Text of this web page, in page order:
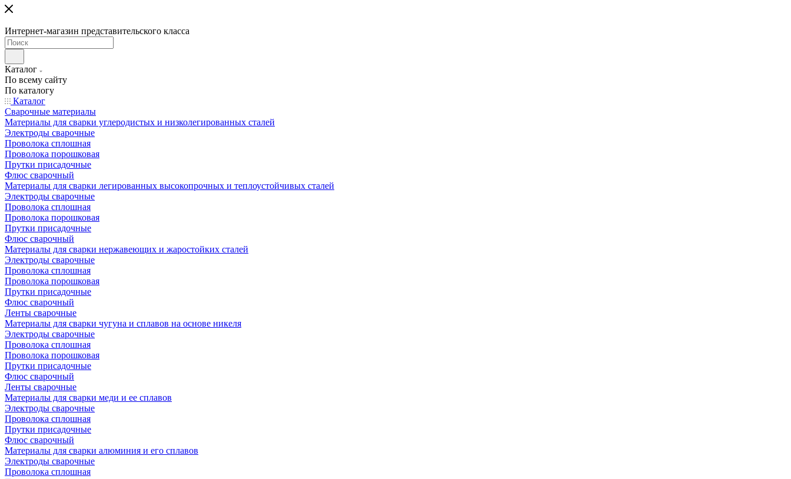
Интернет-магазин представительского класса
Каталог
По всему сайту
По каталогу
Каталог
Сварочные материалы
Материалы для сварки углеродистых и низколегированных сталей
Электроды сварочные
Проволока сплошная
Проволока порошковая
Прутки присадочные
Флюс сварочный
Материалы для сварки легированных высокопрочных и теплоустойчивых сталей
Электроды сварочные
Проволока сплошная
Проволока порошковая
Прутки присадочные
Флюс сварочный
Материалы для сварки нержавеющих и жаростойких сталей
Электроды сварочные
Проволока сплошная
Проволока порошковая
Прутки присадочные
Флюс сварочный
Ленты сварочные
Материалы для сварки чугуна и сплавов на основе никеля
Электроды сварочные
Проволока сплошная
Проволока порошковая
Прутки присадочные
Флюс сварочный
Ленты сварочные
Материалы для сварки меди и ее сплавов
Электроды сварочные
Проволока сплошная
Прутки присадочные
Флюс сварочный
Материалы для сварки алюминия и его сплавов
Электроды сварочные
Проволока сплошная